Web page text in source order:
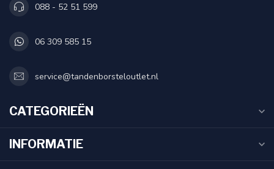
088 - 52 51 599
06 309 585 15
service@tandenborsteloutlet.nl
CATEGORIEËN
INFORMATIE